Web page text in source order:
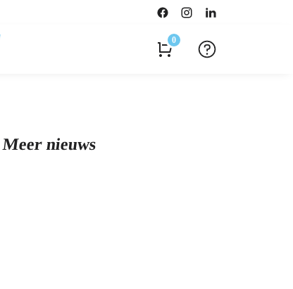
0
Meer nieuws